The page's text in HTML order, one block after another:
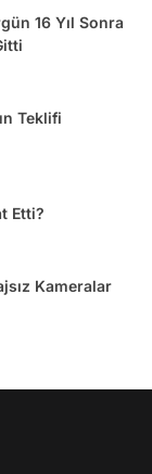
16 Yıl Sonra
Teklifi
Etti?
Kameralar